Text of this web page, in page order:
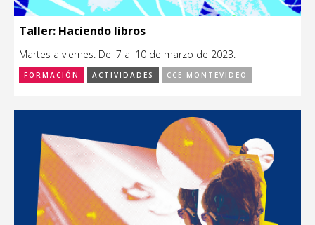
Taller: Haciendo libros
Martes a viernes. Del 7 al 10 de marzo de 2023.
FORMACIÓN ACTIVIDADES CCE MONTEVIDEO